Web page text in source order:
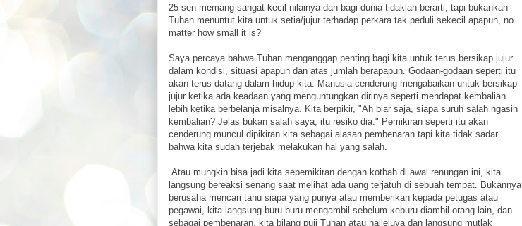
25 sen memang sangat kecil nilainya dan bagi dunia tidaklah berarti, tapi bukankah
Tuhan menuntut kita untuk setia/jujur terhadap perkara tak peduli sekecil apapun, no
matter how small it is?
Saya percaya bahwa Tuhan menganggap penting bagi kita untuk terus bersikap jujur
dalam kondisi, situasi apapun dan atas jumlah berapapun. Godaan-godaan seperti itu
akan terus datang dalam hidup kita. Manusia cenderung mengabaikan untuk bersikap
jujur ketika ada keadaan yang menguntungkan dirinya seperti mendapat kembalian
lebih ketika berbelanja misalnya. Kita berpikir, "Ah biar saja, siapa suruh salah ngasih
kembalian? Jelas bukan salah saya, itu resiko dia." Pemikiran seperti itu akan
cenderung muncul dipikiran kita sebagai alasan pembenaran tapi kita tidak sadar
bahwa kita sudah terjebak melakukan hal yang salah.
Atau mungkin bisa jadi kita sepemikiran dengan kotbah di awal renungan ini, kita
langsung bereaksi senang saat melihat ada uang terjatuh di sebuah tempat. Bukannya
berusaha mencari tahu siapa yang punya atau memberikan kepada petugas atau
pegawai, kita langsung buru-buru mengambil sebelum keburu diambil orang lain, dan
sebagai pembenaran, kita bilang puji Tuhan atau halleluya dan langsung mutlak